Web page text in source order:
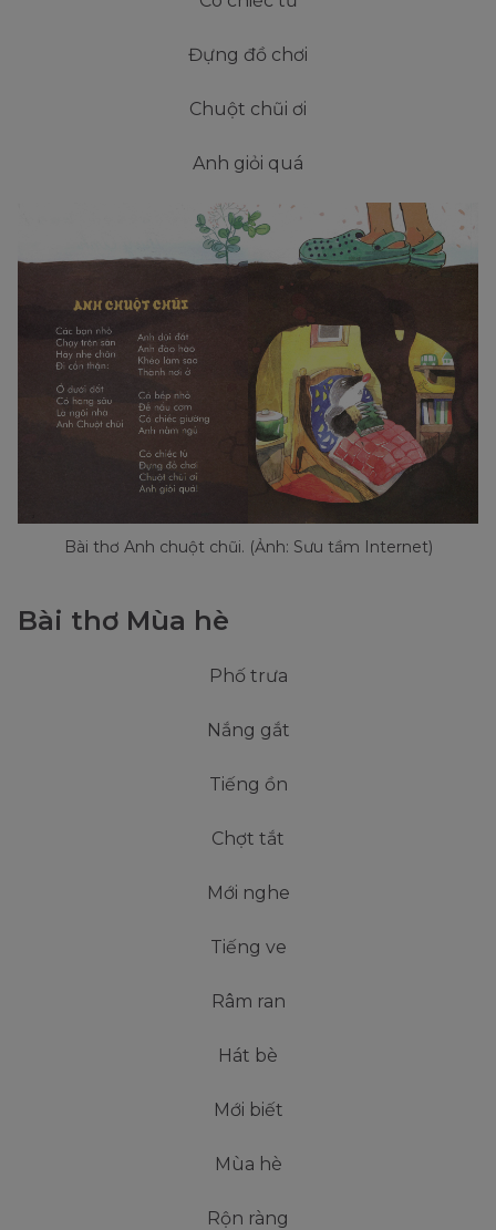
Đựng đồ chơi
Chuột chũi ơi
Anh giỏi quá
Bài thơ Anh chuột chũi. (Ảnh: Sưu tầm Internet)
Bài thơ Mùa hè
Phố trưa
Nắng gắt
Tiếng ồn
Chợt tắt
Mới nghe
Tiếng ve
Râm ran
Hát bè
Mới biết
Mùa hè
Rộn ràng